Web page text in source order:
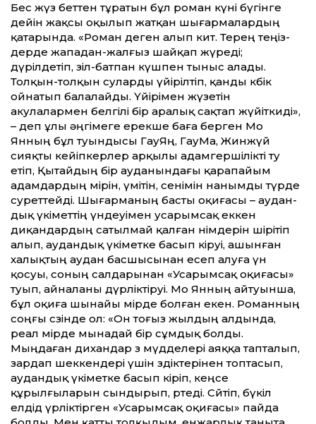
Бес жүз беттен тұратын бұл роман күні бүгінге
дейін жақсы оқылып жатқан шығармалардың
қатарында. «Роман деген алып кит. Терең теңіз­
дер­де жападан-жалғыз шайқап жүреді;
дүрілдетіп, зіл-батпан күшпен тыныс алады.
Толқын-толқын суларды үйірілтіп, қанды көбік
ойнатып балалайды. Үйірімен жүзетін
акулалармен белгілі бір аралық сақтап жүйіткиді»,
– деп ұлы әңгімеге ерекше баға бер­ген Мо
Янның бұл туындысы ГауЯң, ГауМа, Жинжүй
сияқты кейіп­кер­лер арқылы адамгершілікті ту
етіп, Қытайдың бір ауданындағы қара­пайым
адамдардың өмірін, үмітін, сені­мін нанымды түрде
суреттейді. Шығарманың басты оқиғасы – аудан­
дық үкіметтің үндеуімен усарымсақ еккен
диқандардың сатылмай қалған өнімдерін шірітіп
алып, аудандық үкіметке басып кіруі, ашынған
халық­тың аудан басшысынан есеп алуға үн
қосуы, соның салдарынан «Усарымсақ оқиғасы»
туып, айналаны дүрліктіруі. Мо Янның айтуынша,
бұл оқиға шынайы өмірде болған екен. Романның
соңғы сөзінде ол: «Он тоғыз жылдың алдында,
реал өмірде мынадай бір сұм­дық болды.
Мыңдаған дихандар өз мүдделері аяққа тапталып,
зардап шеккендері үшін өздіктерінен топтасып,
аудандық үкіметке басып кіріп, кеңсе
құрылғыларын сындырып, өртеді. Сөйтіп, бүкіл
елдід үрліктірген «Усарымсақ оқиғасы» пайда